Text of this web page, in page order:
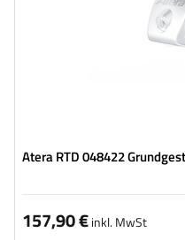
Atera RTD 048422
157,90 €inkl. MwSt